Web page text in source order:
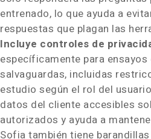
entrenado, lo que ayuda a
respuestas que plagan las
Incluye controles de
específicamente para
salvaguardas, incluidas
estudio según el rol del
datos del cliente accesibles
autorizados y ayuda a
Sofia también tiene